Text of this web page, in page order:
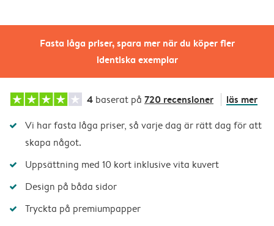
Fasta låga priser, spara mer när du köper fler
identiska exemplar
4 baserat på 720 recensioner läs mer
Vi har fasta låga priser, så varje dag är rätt dag för att
skapa något.
Uppsättning med 10 kort inklusive vita kuvert
Design på båda sidor
Tryckta på premiumpapper